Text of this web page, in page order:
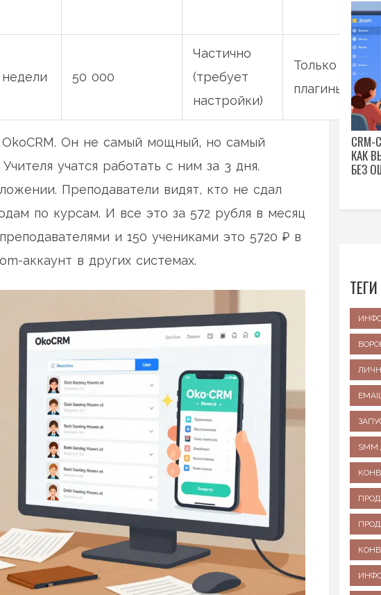
недели 50 000
Частично
(требует
настройки)
Только через
плагины
Он не самый мощный, но самый
учатся работать с ним за 3 дня.
Преподаватели видят, кто не сдал
по курсам. И все это за 572 рубля в месяц
и 150 учениками это 5720 ₽ в
аккаунт в других системах.
КАК
БЕЗ
ТЕГИ